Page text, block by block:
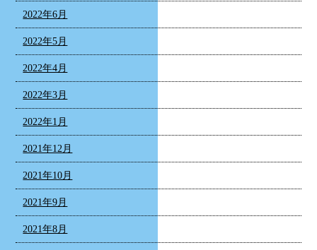
2022年6月
2022年5月
2022年4月
2022年3月
2022年1月
2021年12月
2021年10月
2021年9月
2021年8月